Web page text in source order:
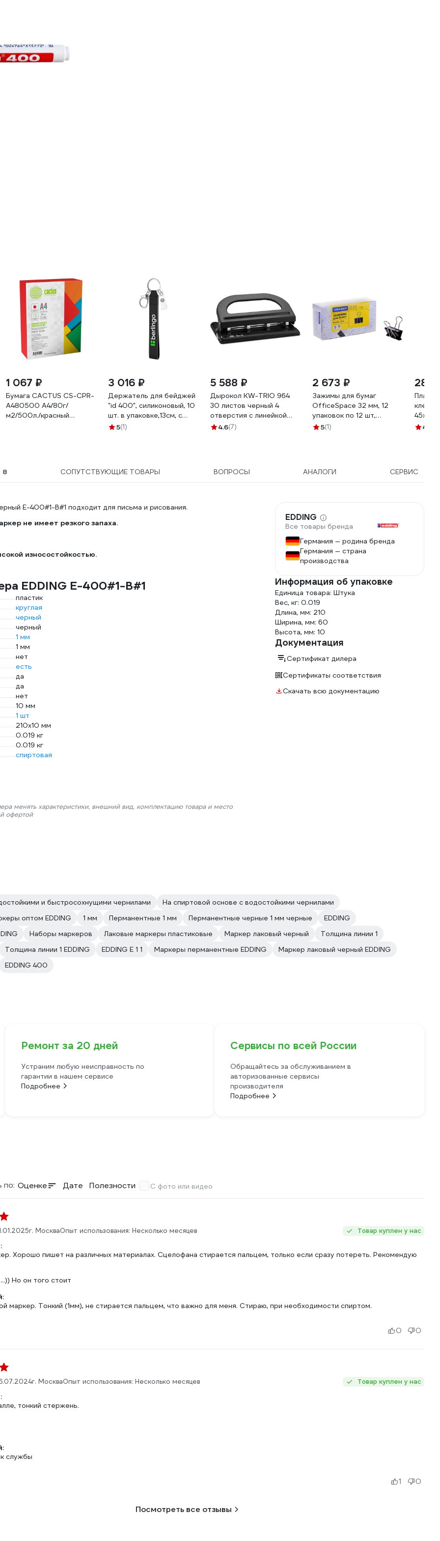
1 067 ₽
Бумага CACTUS CS-CPR-
A480500 A4/80г/
м2/500л./красный
3 016 ₽
Держатель для бейджей
"id 400", силиконовый, 10
шт. в упаковке,13см, с
карабином и клипом,
5(1)
5 588 ₽
Дырокол KW-TRIO 964
30 листов черный 4
отверстия с линейкой
811670
4.6(7)
2 673 ₽
Зажимы для бумаг
OfficeSpace 32 мм, 12
упаковок по 12 шт,
черные, картонная
5(1)
28 ₽
45х12
4.9
8 СОПУТСТВУЮЩИЕ ТОВАРЫ ВОПРОСЫ АНАЛОГИ СЕРВИС
E-400#1-B#1 подходит для письма и рисования.
не имеет резкого запаха.
износостойкостью.
EDDING E-400#1-B#1
пластик
круглая
черный
черный
1 мм
1 мм
нет
есть
да
да
нет
10 мм
1 шт
210х10 мм
0.019 кг
0.019 кг
спиртовая
менять характеристики, внешний вид, комплектацию товара и место
офертой
EDDING
Все товары бренда
Германия — родина бренда
Германия — страна
производства
Информация об упаковке
Единица товара: Штука
Вес, кг: 0.019
Длина, мм: 210
Ширина, мм: 60
Высота, мм: 10
Документация
Сертификат дилера
Сертификаты соответствия
Скачать всю документацию
и быстросохнущими чернилами
На спиртовой основе с водостойкими чернилами
оптом EDDING
1 мм Перманентные 1 мм Перманентные черные 1 мм черные
EDDING
Наборы маркеров Лаковые маркеры пластиковые Маркер лаковый черный
Толщина линии 1
Толщина линии 1 EDDING
EDDING E 1 1 Маркеры перманентные EDDING
Маркер лаковый черный EDDING
EDDING 400
Ремонт за 20 дней
Устраним любую неисправность по
гарантии в нашем сервисе
Подробнее
Сервисы по всей России
Обращайтесь за обслуживанием в
авторизованные сервисы
производителя
Подробнее
по: Оценке Дате Полезности С фото или видео
г. МоскваОпыт использования: Несколько месяцев Товар куплен у нас
Хорошо пишет на различных материалах. Сцелофана стирается пальцем, только если сразу потереть. Рекомендую
Но он того стоит
маркер. Тонкий (1мм), не стирается пальцем, что важно для меня. Стираю, при необходимости спиртом.
0 0
г. МоскваОпыт использования: Несколько месяцев Товар куплен у нас
тонкий стержень.
службы
1 0
Посмотреть все отзывы